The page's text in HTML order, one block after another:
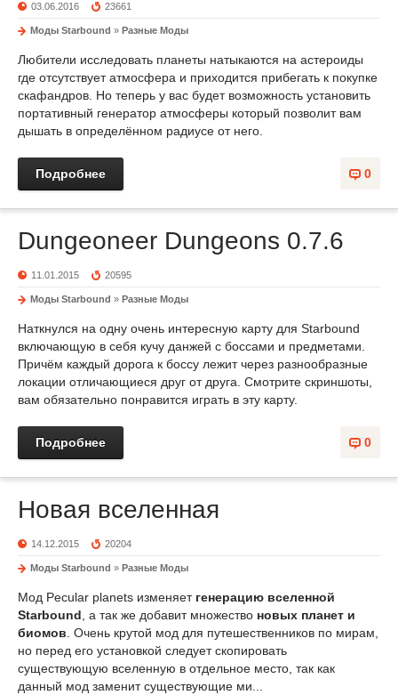
03.06.2016 23661
Моды Starbound » Разные Моды
Любители исследовать планеты натыкаются на астероиды
где отсутствует атмосфера и приходится прибегать к покупке
скафандров. Но теперь у вас будет возможность установить
портативный генератор атмосферы который позволит вам
дышать в определённом радиусе от него.
0
Подробнее
Dungeoneer Dungeons 0.7.6
11.01.2015 20595
Моды Starbound » Разные Моды
Наткнулся на одну очень интересную карту для Starbound
включающую в себя кучу данжей с боссами и предметами.
Причём каждый дорога к боссу лежит через разнообразные
локации отличающиеся друг от друга. Смотрите скриншоты,
вам обязательно понравится играть в эту карту.
0
Подробнее
Новая вселенная
14.12.2015 20204
Моды Starbound » Разные Моды
Мод Pecular planets изменяет генерацию вселенной
Starbound , а так же добавит множество новых планет и
биомов . Очень крутой мод для путешественников по мирам,
но перед его установкой следует скопировать
существующую вселенную в отдельное место, так как
данный мод заменит существующие ми...